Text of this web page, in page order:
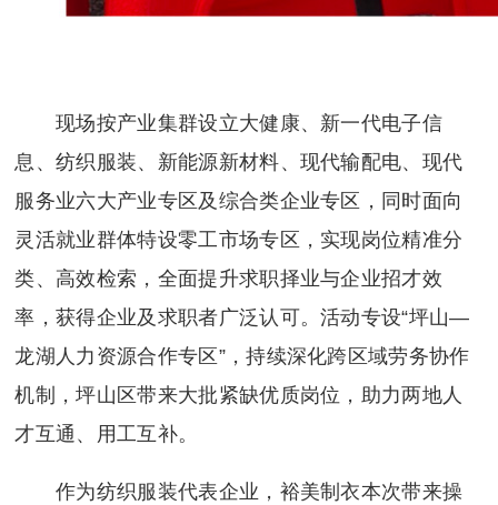
现场按产业集群设立大健康、新一代电子信
息、纺织服装、新能源新材料、现代输配电、现代
服务业六大产业专区及综合类企业专区，同时面向
灵活就业群体特设零工市场专区，实现岗位精准分
类、高效检索，全面提升求职择业与企业招才效
率，获得企业及求职者广泛认可。活动专设“坪山—
龙湖人力资源合作专区”，持续深化跨区域劳务协作
机制，坪山区带来大批紧缺优质岗位，助力两地人
才互通、用工互补。
作为纺织服装代表企业，裕美制衣本次带来操